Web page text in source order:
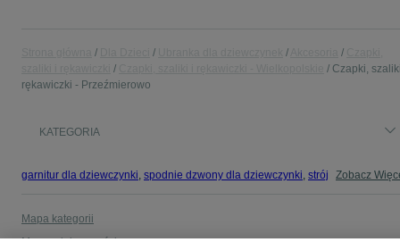
Czapki,
rękawiczki - Przeźmierowo
KATEGORIA
garnitur dla dziewczynki, spodnie dzwony dla dziewczynki, strój Zobacz
Mapa kategorii